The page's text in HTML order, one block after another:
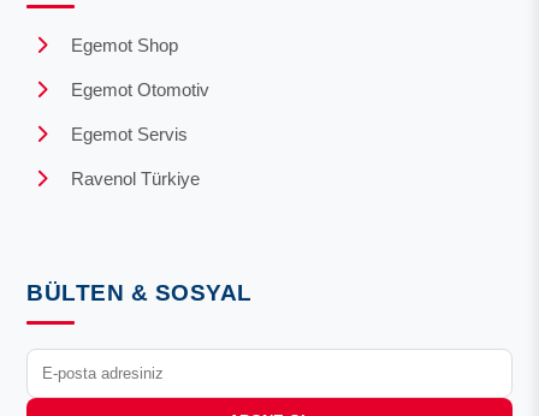
Egemot Shop
Egemot Otomotiv
Egemot Servis
Ravenol Türkiye
BÜLTEN & SOSYAL